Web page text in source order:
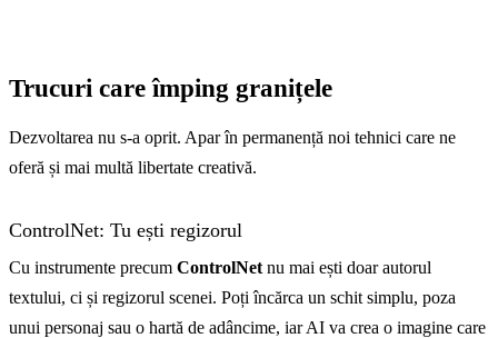
Trucuri care împing granițele
Dezvoltarea nu s-a oprit. Apar în permanență noi tehnici care ne
oferă și mai multă libertate creativă.
ControlNet: Tu ești regizorul
Cu instrumente precum ControlNet nu mai ești doar autorul
textului, ci și regizorul scenei. Poți încărca un schit simplu, poza
unui personaj sau o hartă de adâncime, iar AI va crea o imagine care